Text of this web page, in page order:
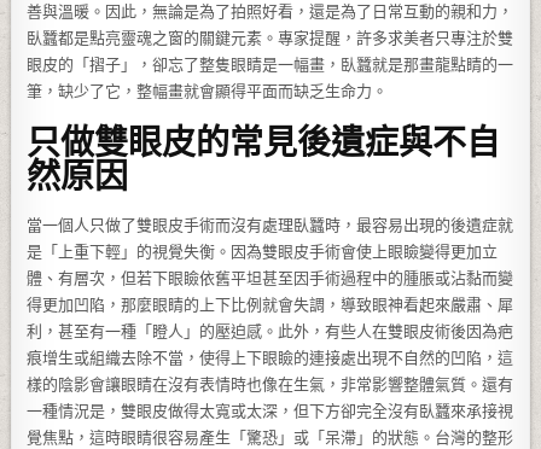
善與溫暖。因此，無論是為了拍照好看，還是為了日常互動的親和力，
臥蠶都是點亮靈魂之窗的關鍵元素。專家提醒，許多求美者只專注於雙
眼皮的「摺子」，卻忘了整隻眼睛是一幅畫，臥蠶就是那畫龍點睛的一
筆，缺少了它，整幅畫就會顯得平面而缺乏生命力。
只做雙眼皮的常見後遺症與不自
然原因
當一個人只做了雙眼皮手術而沒有處理臥蠶時，最容易出現的後遺症就
是「上重下輕」的視覺失衡。因為雙眼皮手術會使上眼瞼變得更加立
體、有層次，但若下眼瞼依舊平坦甚至因手術過程中的腫脹或沾黏而變
得更加凹陷，那麼眼睛的上下比例就會失調，導致眼神看起來嚴肅、犀
利，甚至有一種「瞪人」的壓迫感。此外，有些人在雙眼皮術後因為疤
痕增生或組織去除不當，使得上下眼瞼的連接處出現不自然的凹陷，這
樣的陰影會讓眼睛在沒有表情時也像在生氣，非常影響整體氣質。還有
一種情況是，雙眼皮做得太寬或太深，但下方卻完全沒有臥蠶來承接視
覺焦點，這時眼睛很容易產生「驚恐」或「呆滯」的狀態。台灣的整形